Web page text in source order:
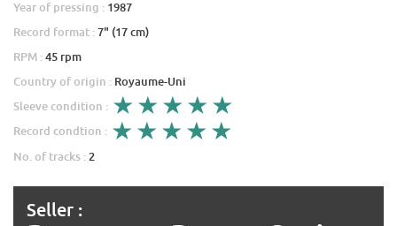
Year of pressing : 1987
Record format :7" (17 cm)
RPM :45 rpm
Country of origin : Royaume-Uni
Sleeve condition :
Record condtion :
No. of tracks : 2
Seller :